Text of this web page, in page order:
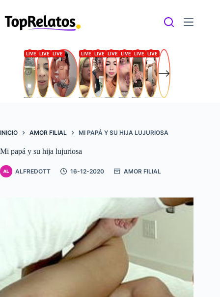
contenido
INICIO AMOR FILIAL MI PAPÁ Y SU HIJA LUJURIOSA
Mi papá y su hija lujuriosa
ALFREDOTT 16-12-2020 AMOR FILIAL